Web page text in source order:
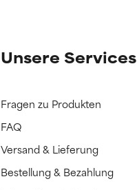
Unsere Services
Fragen zu Produkten
FAQ
Versand & Lieferung
Bestellung & Bezahlung